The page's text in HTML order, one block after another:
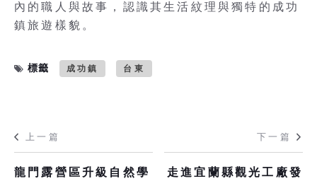
內的職人與故事，認識其生活紋理與獨特的成功
鎮旅遊樣貌。
標籤 成功鎮 台東
上一篇
龍門露營區升級自然學
下一篇
走進宜蘭縣觀光工廠發